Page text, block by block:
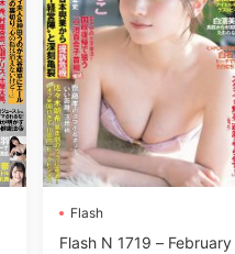
Flash
Flash N 1719 – February